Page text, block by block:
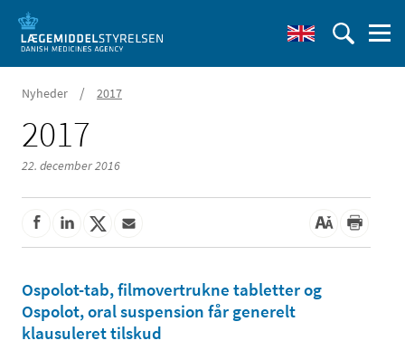
Nyheder / 2017
2017
22. december 2016
Ospolot-tab, filmovertrukne tabletter og
Ospolot, oral suspension får generelt
klausuleret tilskud